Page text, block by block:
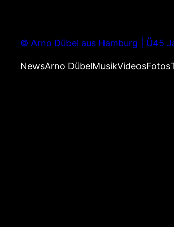
springen
© Arno Dübel aus Hamburg | Ü45
NewsArno DübelMusikVideosFotos